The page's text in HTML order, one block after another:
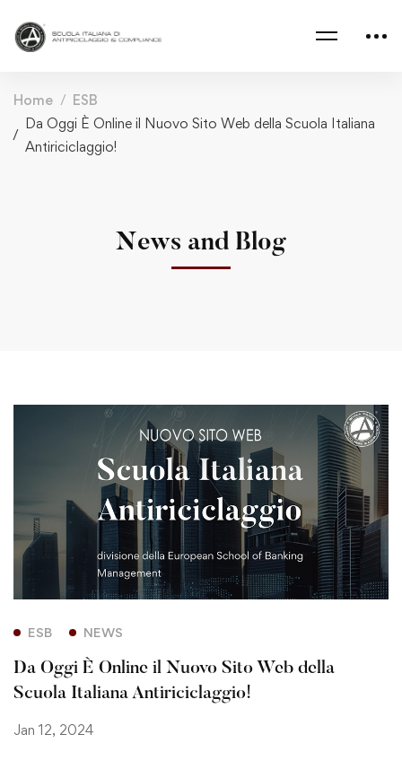
Home
ESB
Da Oggi È Online il Nuovo Sito Web della Scuola Italiana
Antiriciclaggio!
News and Blog
ESB NEWS
Da Oggi È Online il Nuovo Sito Web della
Scuola Italiana Antiriciclaggio!
Jan 12, 2024